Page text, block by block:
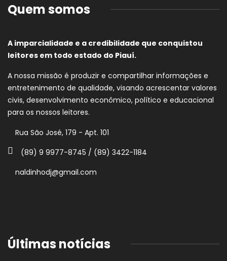
Quem somos
A imparcialidade e a credibilidade que conquistou
leitores em todo estado do Piauí.
A nossa missão é produzir e compartilhar informações e
entretenimento de qualidade, visando acrescentar valores
civis, desenvolvimento econômico, político e educacional
para os nossos leitores.
Rua São José, 179 - Apt. 101
(89) 9 9977-8745 / (89) 3422-1184
naldinhodj@gmail.com
Últimas notícias